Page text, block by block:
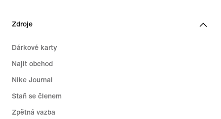
Zdroje
Dárkové karty
Najít obchod
Nike Journal
Staň se členem
Zpětná vazba